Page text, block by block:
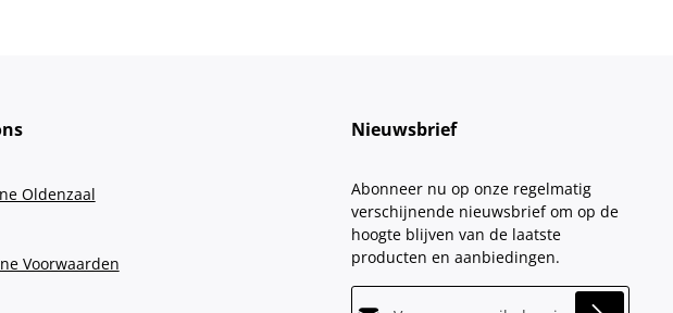
Oldenzaal
Voorwaarden
Nieuwsbrief
Abonneer nu op onze regelmatig
verschijnende nieuwsbrief om op de
hoogte blijven van de laatste
producten en aanbiedingen.
E-mailadres*